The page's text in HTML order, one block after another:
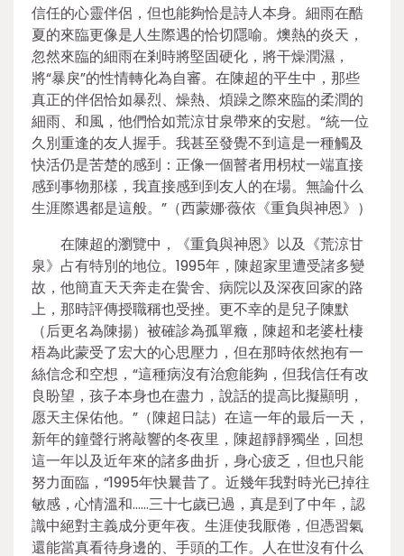
信任的心靈伴侶，但也能夠恰是詩人本身。細雨在酷
夏的來臨更像是人生際遇的恰切隱喻。燠熱的炎天，
忽然來臨的細雨在剎時將堅固硬化，將干燥潤濕，
將“暴戾”的性情轉化為自審。在陳超的平生中，那些
真正的伴侶恰如暴烈、燥熱、煩躁之際來臨的柔潤的
細雨、和風，他們恰如荒涼甘泉帶來的安慰。“統一位
久別重逢的友人握手。我甚至發覺不到這是一種觸及
快活仍是苦楚的感到：正像一個瞽者用枴杖一端直接
感到事物那樣，我直接感到到友人的在場。無論什么
生涯際遇都是這般。”（西蒙娜·薇依《重負與神恩》）
在陳超的瀏覽中，《重負與神恩》以及《荒涼甘
泉》占有特別的地位。1995年，陳超家里遭受諸多變
故，他簡直天天奔走在黌舍、病院以及深夜回家的路
上，那時評傳授職稱也受挫。更不幸的是兒子陳默
（后更名為陳揚）被確診為孤單癥，陳超和老婆杜棲
梧為此蒙受了宏大的心思壓力，但在那時依然抱有一
絲信念和空想，“這種病沒有治愈能夠，但我信任有改
良盼望，孩子本身也在盡力，說話的提高比擬顯明，
愿天主保佑他。”（陳超日誌）在這一年的最后一天，
新年的鐘聲行將敲響的冬夜里，陳超靜靜獨坐，回想
這一年以及近年來的諸多曲折，身心疲乏，但也只能
努力面臨，“1995年快曩昔了。近幾年我對時光已掉往
敏感，心情溫和……三十七歲已過，真是到了中年，認
識中絕對主義成分更年夜。生涯使我厭倦，但憑習氣
還能當真看待身邊的、手頭的工作。人在世沒有什么